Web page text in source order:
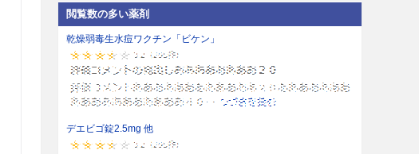
閲覧数の多い薬剤
乾燥弱毒生水痘ワクチン「ビケン」
デエビゴ錠2.5mg 他